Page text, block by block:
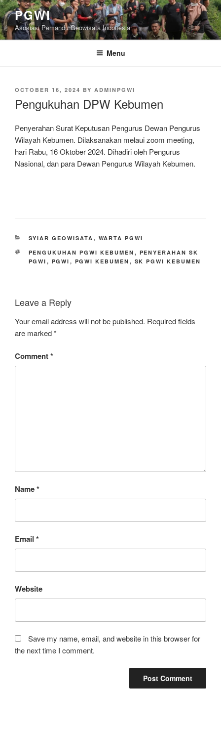
Skip
to
content
PGWI
Asosiasi Pemandu Geowisata Indonesia
Menu
POSTED
OCTOBER 16, 2024 BY ADMINPGWI
Pengukuhan DPW Kebumen
Penyerahan Surat Keputusan Pengurus Dewan Pengurus
Wilayah Kebumen. Dilaksanakan melaui zoom meeting,
hari Rabu, 16 Oktober 2024. Dihadiri oleh Pengurus
Nasional, dan para Dewan Pengurus Wilayah Kebumen.
CATEGORIES
SYIAR GEOWISATA , WARTA PGWI
TAGS
PENGUKUHAN PGWI KEBUMEN , PENYERAHAN SK
PGWI , PGWI , PGWI KEBUMEN , SK PGWI KEBUMEN
Leave a Reply
Your email address will not be published. Required fields
are marked*
Comment*
Name*
Email *
Website
Save my name, email, and website in this browser for
the next time I comment.